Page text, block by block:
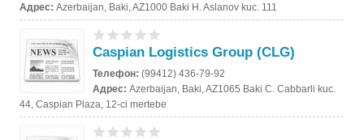
Адрес:Azerbaijan, Baki, AZ1000 Baki H. Aslanov kuc. 111
Caspian Logistics Group (CLG)
Телефон:(99412) 436-79-92
Адрес:Azerbaijan, Baki, AZ1065 Baki C. Cabbarli kuc.
44, Caspian Plaza, 12-ci mertebe